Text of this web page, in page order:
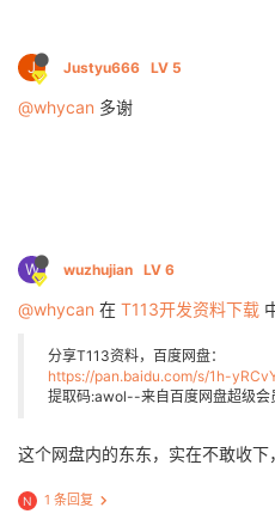
J Justyu666 LV 5
@whycan 多谢
W wuzhujian LV 6
@whycan 在 T113开发资料下载
分享T113资料，百度网盘：
https://pan.baidu.com/s/1h-
提取码:awol--来自百度网盘超级会
这个网盘内的东东，实在不敢收下
N 1 条回复